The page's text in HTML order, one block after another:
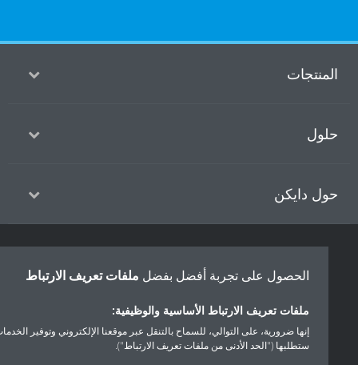
دايكن
إشعار قانوني
إشعار ملفات تعريف الارتباط
سياسة حماية البيانات
أخلاقيات الشركة
الحصول على تجربة أفضل بفضلملفات تعريف الارتباط
ملفات تعريف الارتباط الأساسية والوظيفية:
إنها ضرورية، على التوالي، للسماح بالتنقل عبر موقعنا الإلكتروني وتوفير الخدمات التي
ستطلبها ("الحد الأدنى من ملفات تعريف الارتباط").